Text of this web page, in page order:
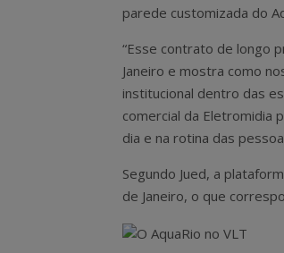
parede customizada do
“Esse contrato de longo
Janeiro e mostra como
institucional dentro das
comercial da Eletromidia
dia e na rotina das
Segundo Jued, a
de Janeiro, o que